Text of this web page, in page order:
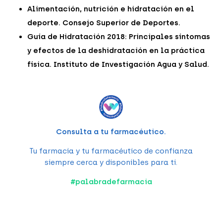
Alimentación, nutrición e hidratación en el
deporte. Consejo Superior de Deportes.
Guía de Hidratación 2018: Principales síntomas
y efectos de la deshidratación en la práctica
física. Instituto de Investigación Agua y Salud.
Consulta a tu farmacéutico.
Tu farmacia y tu farmacéutico de confianza
siempre cerca y disponibles para ti.
#palabradefarmacia